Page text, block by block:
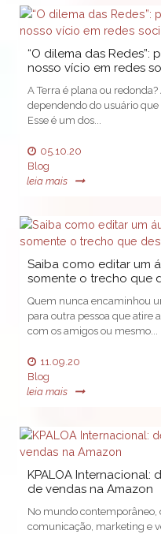
“O dilema das
nosso vício em redes
A Terra é plana ou
dependendo do usuário que
Esse é um dos...
05.10.20
Blog
leia mais
Saiba como editar um
somente o trecho que
Quem nunca encaminhou
para outra pessoa que atire
com os amigos ou mesmo...
11.09.20
Blog
leia mais
KPALOA Internacional:
de vendas na Amazon
No mundo contemporâneo,
comunicação, marketing e